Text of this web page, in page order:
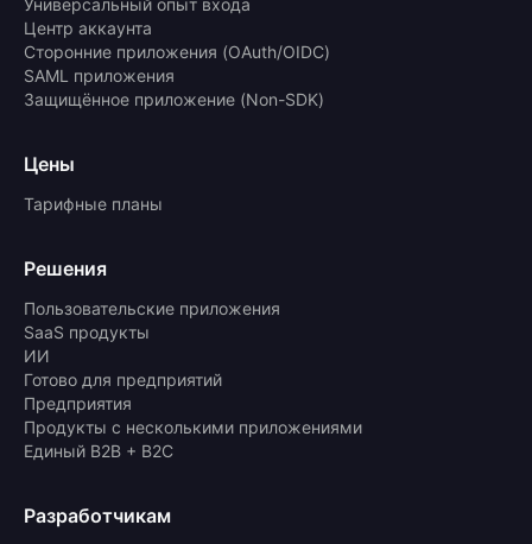
Универсальный опыт входа
Центр аккаунта
Сторонние приложения (OAuth/OIDC)
SAML приложения
Защищённое приложение (Non-SDK)
Цены
Тарифные планы
Решения
Пользовательские приложения
SaaS продукты
ИИ
Готово для предприятий
Предприятия
Продукты с несколькими приложениями
Единый B2B + B2C
Разработчикам